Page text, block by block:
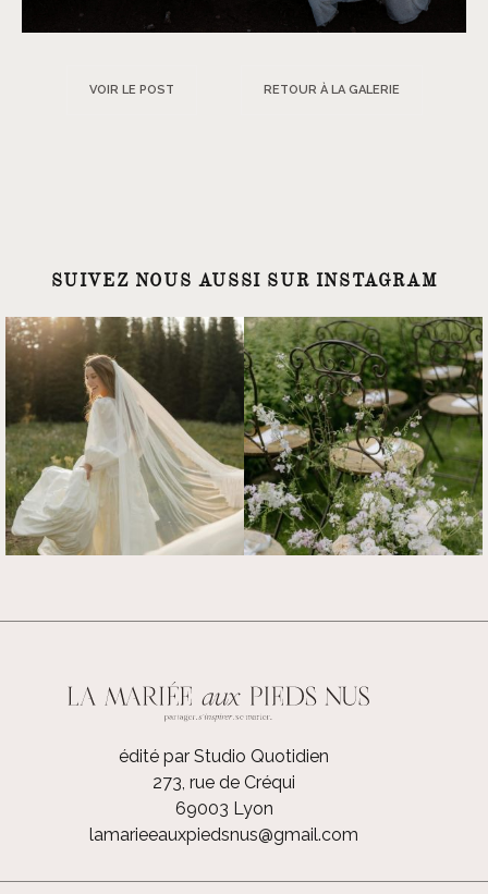
VOIR LE POST RETOUR À LA GALERIE
SUIVEZ NOUS AUSSI SUR INSTAGRAM
édité par Studio Quotidien
273, rue de Créqui
69003 Lyon
lamarieeauxpiedsnus@gmail.com